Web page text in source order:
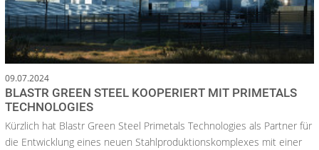
09.07.2024
BLASTR GREEN STEEL KOOPERIERT MIT PRIMETALS
TECHNOLOGIES
Kürzlich hat Blastr Green Steel Primetals Technologies als Partner für
die Entwicklung eines neuen Stahlproduktionskomplexes mit einer